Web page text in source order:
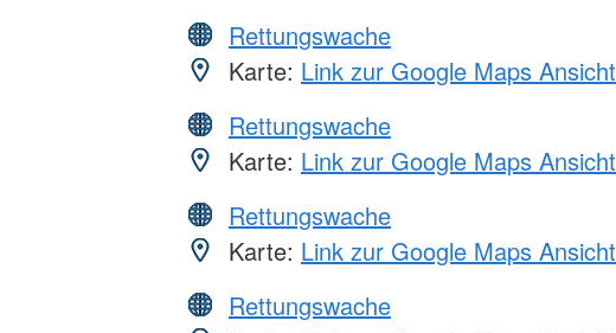
Rettungswache
Karte: Link zur Google Maps Ansicht
Rettungswache
Karte: Link zur Google Maps Ansicht
Rettungswache
Karte: Link zur Google Maps Ansicht
Rettungswache